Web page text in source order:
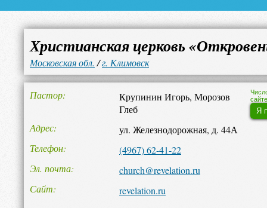
Христианская церковь
Московская обл. /г. Климовск
Я
Пастор
Крупинин Игорь, Морозов
Глеб
Адрес
ул. Железнодорожная, д. 44А
Телефон
(4967) 62-41-22
Эл. почта
church@revelation.ru
Сайт
revelation.ru